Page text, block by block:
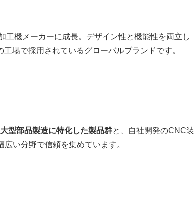
工機メーカーに成長。デザイン性と機能性を両立し
工場で採用されているグローバルブランドです。
大型部品製造に特化した製品群と、自社開発のCNC装
い分野で信頼を集めています。